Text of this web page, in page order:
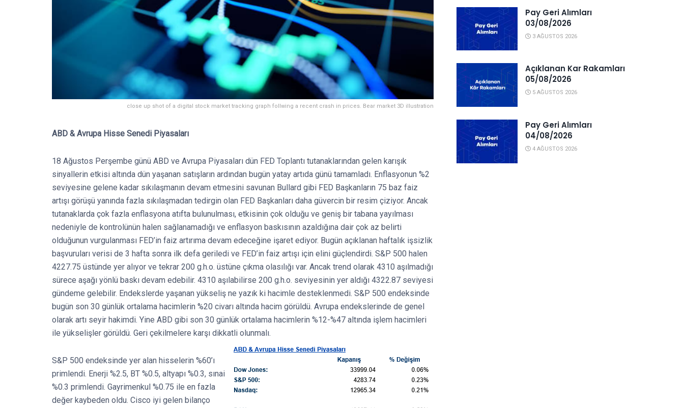
close up shot of a digital stock market tracking graph follwing a recent crash in prices. Bear market 3D illustration
ABD & Avrupa Hisse Senedi Piyasaları
18 Ağustos Perşembe günü ABD ve Avrupa Piyasaları dün FED Toplantı tutanaklarından gelen karışık
sinyallerin etkisi altında dün yaşanan satışların ardından bugün yatay artıda günü tamamladı. Enflasyonun %2
seviyesine gelene kadar sıkılaşmanın devam etmesini savunan Bullard gibi FED Başkanların 75 baz faiz
artışı görüşü yanında fazla sıkılaşmadan tedirgin olan FED Başkanları daha güvercin bir resim çiziyor. Ancak
tutanaklarda çok fazla enflasyona atıfta bulunulması, etkisinin çok olduğu ve geniş bir tabana yayılması
nedeniyle de kontrolünün halen sağlanamadığı ve enflasyon baskısının azaldığına dair çok az belirti
olduğunun vurgulanması FED’in faiz artırıma devam edeceğine işaret ediyor. Bugün açıklanan haftalık işsizlik
başvuruları verisi de 3 hafta sonra ilk defa geriledi ve FED’in faiz artışı için elini güçlendirdi. S&P 500 halen
4227.75 üstünde yer alıyor ve tekrar 200 g.h.o. üstüne çıkma olasılığı var. Ancak trend olarak 4310 aşılmadığı
sürece aşağı yönlü baskı devam edebilir. 4310 aşılabilirse 200 g.h.o. seviyesinin yer aldığı 4322.87 seviyesi
gündeme gelebilir. Endekslerde yaşanan yükseliş ne yazık ki hacimle desteklenmedi. S&P 500 endeksinde
bugün son 30 günlük ortalama hacimlerin %20 civarı altında hacim görüldü. Avrupa endekslerinde de genel
olarak artı seyir hakimdi. Yine ABD gibi son 30 günlük ortalama hacimlerin %12-%47 altında işlem hacimleri
ile yükselişler görüldü. Geri çekilmelere karşı dikkatli olunmalı.
S&P 500 endeksinde yer alan hisselerin %60’ı
primlendi. Enerji %2.5, BT %0.5, altyapı %0.3, sınai
%0.3 primlendi. Gayrimenkul %0.75 ile en fazla
değer kaybeden oldu. Cisco iyi gelen bilanço
Pay Geri Alımları
03/08/2026
3 AĞUSTOS 2026
Açıklanan Kar Rakamları
05/08/2026
5 AĞUSTOS 2026
Pay Geri Alımları
04/08/2026
4 AĞUSTOS 2026